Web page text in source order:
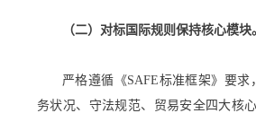
（二）对标国际规则保持核心模块
严格遵循《SAFE标准框架》要求
务状况、守法规范、贸易安全四大核